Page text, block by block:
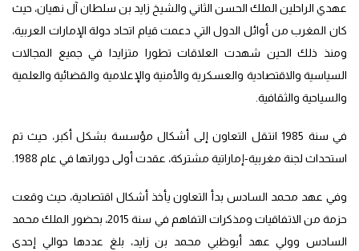
عهدي الراحلين الملك الحسن الثاني والشيخ زايد بن سلطان آل نهيان، حيث
كان المغرب من أوائل الدول التي دعمت قيام اتحاد دولة الإمارات العربية،
ومنذ ذلك الحين شهدت العلاقات تطورا متزايدا في جميع المجالات
السياسية والاقتصادية والعسكرية والأمنية والإعلامية والقضائية والعلمية
والسياحية والثقافية.
في سنة 1985 انتقل التعاون إلى أشكال مؤسسة بشكل أكبر، حيث تم
استحداث لجنة مغربية-إماراتية مشتركة، عقدت أولى دوراتها في عام 1988.
وفي عهد محمد السادس بدأ التعاون يأخذ أشكال اقتصادية، حيث وقعت
حزمة من الاتفاقيات ومذكرات التفاهم في سنة 2015، بحضور الملك محمد
السادس وولي عهد أبوظبي محمد بن زايد، بلغ عددها حوالي إحدى